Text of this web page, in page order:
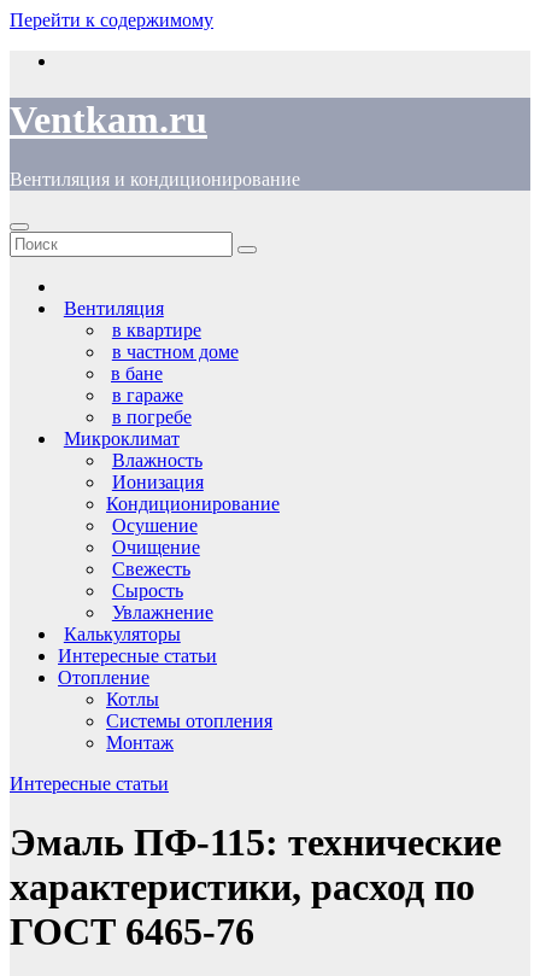
Перейти к содержимому
Ventkam.ru
Вентиляция и кондиционирование
Вентиляция
в квартире
в частном доме
в бане
в гараже
в погребе
Микроклимат
Влажность
Ионизация
Кондиционирование
Осушение
Очищение
Свежесть
Сырость
Увлажнение
Калькуляторы
Интересные статьи
Отопление
Котлы
Системы отопления
Монтаж
Интересные статьи
Эмаль ПФ-115: технические
характеристики, расход по
ГОСТ 6465-76